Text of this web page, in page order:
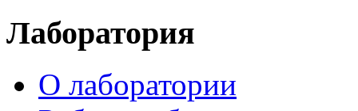
Лаборатория
О лаборатории